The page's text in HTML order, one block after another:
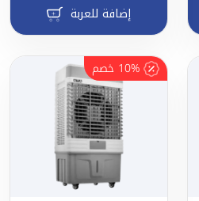
إضافة للعربة
10% خصم